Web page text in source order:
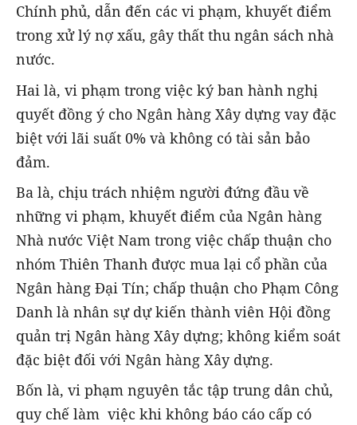
Chính phủ, dẫn đến các vi phạm, khuyết điểm
trong xử lý nợ xấu, gây thất thu ngân sách nhà
nước.
Hai là, vi phạm trong việc ký ban hành nghị
quyết đồng ý cho Ngân hàng Xây dựng vay đặc
biệt với lãi suất 0% và không có tài sản bảo
đảm.
Ba là, chịu trách nhiệm người đứng đầu về
những vi phạm, khuyết điểm của Ngân hàng
Nhà nước Việt Nam trong việc chấp thuận cho
nhóm Thiên Thanh được mua lại cổ phần của
Ngân hàng Đại Tín; chấp thuận cho Phạm Công
Danh là nhân sự dự kiến thành viên Hội đồng
quản trị Ngân hàng Xây dựng; không kiểm soát
đặc biệt đối với Ngân hàng Xây dựng.
Bốn là, vi phạm nguyên tắc tập trung dân chủ,
quy chế làm việc khi không báo cáo cấp có